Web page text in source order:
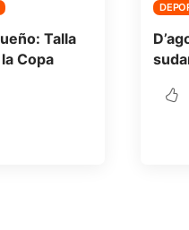
Talla
Copa